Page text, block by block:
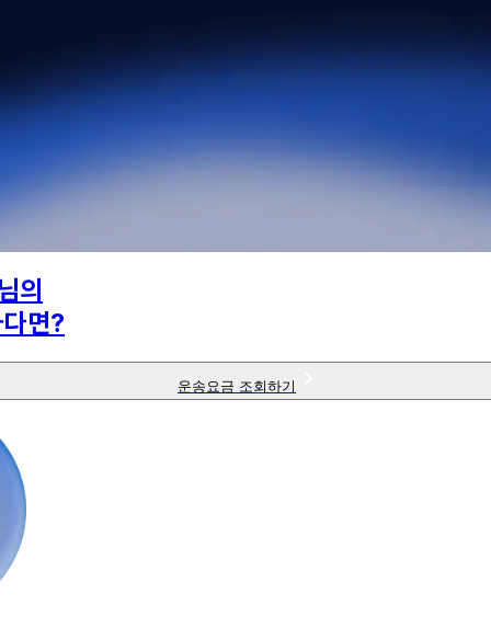
의
면?
운송요금 조회하기